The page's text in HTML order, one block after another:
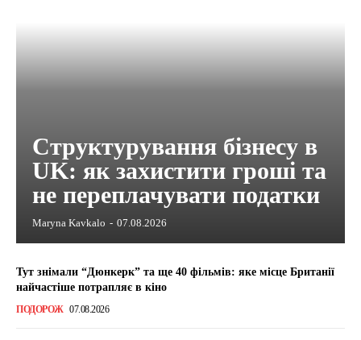
Структурування бізнесу в
UK: як захистити гроші та
не переплачувати податки
Maryna Kavkalo - 07.08.2026
Тут знімали “Дюнкерк” та ще 40 фільмів: яке місце Британії
найчастіше потрапляє в кіно
ПОДОРОЖ 07.08.2026